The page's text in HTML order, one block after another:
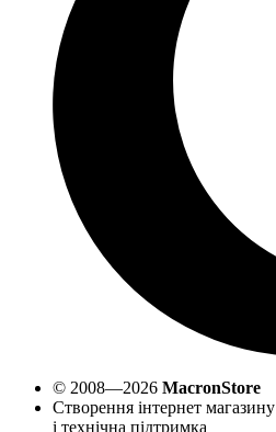
© 2008—2026 MacronStore
Створення інтернет магазину
і технічна підтримка